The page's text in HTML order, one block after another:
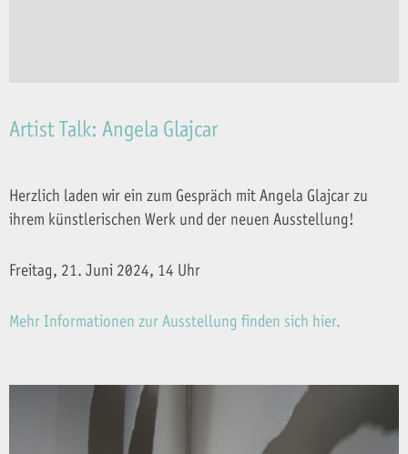
Artist Talk: Angela Glajcar
Herzlich laden wir ein zum Gespräch mit Angela Glajcar zu
ihrem künstlerischen Werk und der neuen Ausstellung!
Freitag, 21. Juni 2024, 14 Uhr
Mehr Informationen zur Ausstellung finden sich hier.